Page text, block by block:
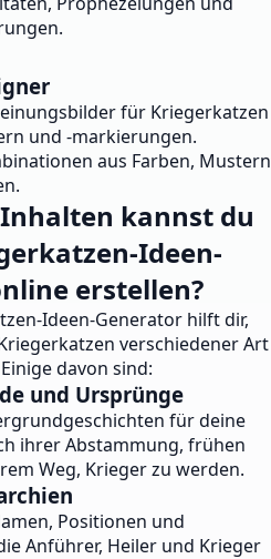
für Kriegerkatzen
und -markierungen.
aus Farben, Mustern
kannst du
Ideen-
erstellen?
Ideen-Generator hilft dir,
verschiedener Art
davon sind:
und Ursprünge
für deine
ihrer Abstammung, frühen
Weg, Krieger zu werden.
Positionen und
Anführer, Heiler und Krieger